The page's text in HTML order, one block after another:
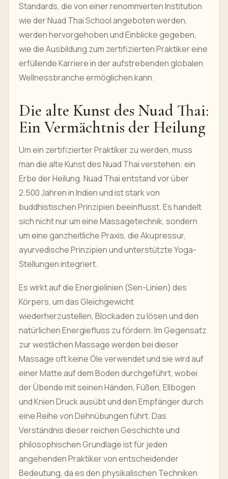
Standards, die von einer renommierten Institution
wie der Nuad Thai School angeboten werden,
werden hervorgehoben und Einblicke gegeben,
wie die Ausbildung zum zertifizierten Praktiker eine
erfüllende Karriere in der aufstrebenden globalen
Wellnessbranche ermöglichen kann.
Die alte Kunst des Nuad Thai:
Ein Vermächtnis der Heilung
Um ein zertifizierter Praktiker zu werden, muss
man die alte Kunst des Nuad Thai verstehen: ein
Erbe der Heilung. Nuad Thai entstand vor über
2.500 Jahren in Indien und ist stark von
buddhistischen Prinzipien beeinflusst. Es handelt
sich nicht nur um eine Massagetechnik, sondern
um eine ganzheitliche Praxis, die Akupressur,
ayurvedische Prinzipien und unterstützte Yoga-
Stellungen integriert.
Es wirkt auf die Energielinien (Sen-Linien) des
Körpers, um das Gleichgewicht
wiederherzustellen, Blockaden zu lösen und den
natürlichen Energiefluss zu fördern. Im Gegensatz
zur westlichen Massage werden bei dieser
Massage oft keine Öle verwendet und sie wird auf
einer Matte auf dem Boden durchgeführt, wobei
der Übende mit seinen Händen, Füßen, Ellbogen
und Knien Druck ausübt und den Empfänger durch
eine Reihe von Dehnübungen führt. Das
Verständnis dieser reichen Geschichte und
philosophischen Grundlage ist für jeden
angehenden Praktiker von entscheidender
Bedeutung, da es den physikalischen Techniken